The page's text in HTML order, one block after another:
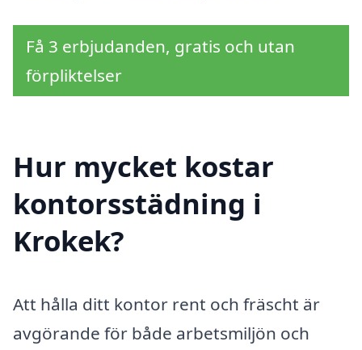
Få 3 erbjudanden, gratis och utan
förpliktelser
Hur mycket kostar
kontorsstädning i
Krokek?
Att hålla ditt kontor rent och fräscht är
avgörande för både arbetsmiljön och